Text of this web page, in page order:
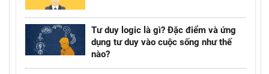
Tư duy logic là gì? Đặc điểm và ứng
dụng tư duy vào cuộc sống như thế
nào?